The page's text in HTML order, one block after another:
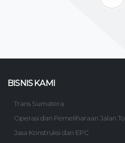
BISNIS KAMI
Trans Sumatera
Operasi dan Pemeliharaan Jalan Tol
Jasa Konstruksi dan EPC